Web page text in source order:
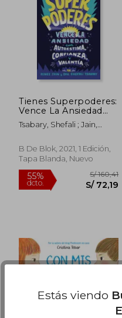
55%
dcto.
S/
Tienes Superpoderes:
Vence La Ansiedad
Con Autoestima,
Confianza Y Valentía /
Transform Anxiety
Into Courage,
Resilienc
Tsabary, Shefali ; Jain,
B De Blok, 2021, 1 Edición,
Tapa Blanda, Nuevo
Estás viendo